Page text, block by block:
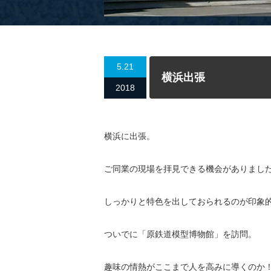
5.21
2018
横浜出張
横浜に出張。
ご同業の現場を拝見できる機会がありまし
しっかりと特色を出しておられるのが印象
ついでに「原鉄道模型博物館」を訪問。
趣味の情熱がここまで人を高みに導くのか